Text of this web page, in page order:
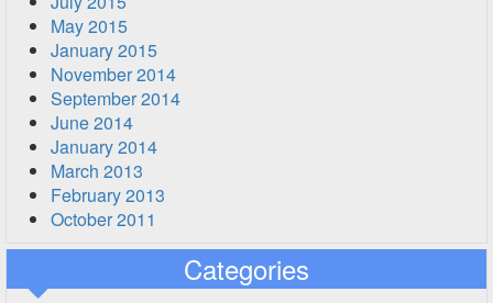
May 2015
January 2015
November 2014
September 2014
June 2014
January 2014
March 2013
February 2013
October 2011
Categories